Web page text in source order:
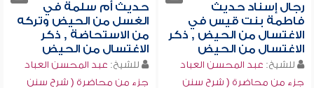
رجال إسناد حديث
فاطمة بنت قيس في
الاغتسال من الحيض , ذكر
الاغتسال من الحيض
للشيخ: عبد المحسن العباد
جزء من محاضرة ( شرح سنن
حديث أم سلمة في
الغسل من الحيض وتركه
من الاستحاضة , ذكر
الاغتسال من الحيض
للشيخ: عبد المحسن العباد
جزء من محاضرة ( شرح سنن